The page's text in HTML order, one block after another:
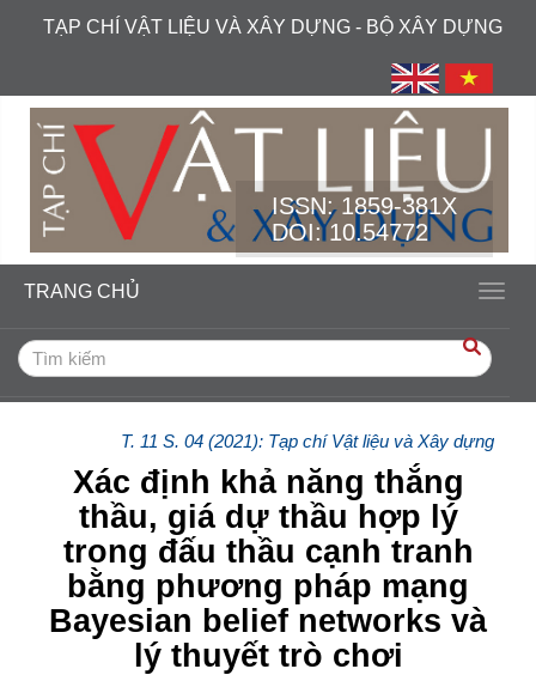
##plugins.themes.academic_free.accessible_menu.label##
##plugins.themes.academic_free.accessible_menu.sidebar##
TẠP CHÍ VẬT LIỆU VÀ XÂY DỰNG - BỘ XÂY DỰNG
ISSN:1859-381X
DOI: 10.54772
TRANG CHỦ
T. 11 S. 04 (2021): Tạp chí Vật liệu và Xây dựng
Xác định khả năng thắng
thầu, giá dự thầu hợp lý
trong đấu thầu cạnh tranh
bằng phương pháp mạng
Bayesian belief networks và
lý thuyết trò chơi